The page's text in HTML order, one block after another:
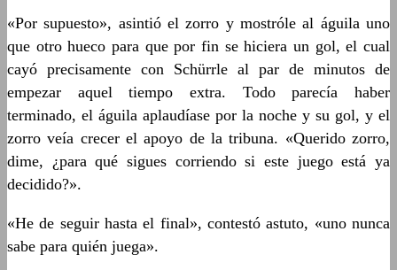
«Por supuesto», asintió el zorro y mostróle al águila uno
que otro hueco para que por fin se hiciera un gol, el cual
cayó precisamente con Schürrle al par de minutos de
empezar aquel tiempo extra. Todo parecía haber
terminado, el águila aplaudíase por la noche y su gol, y el
zorro veía crecer el apoyo de la tribuna. «Querido zorro,
dime, ¿para qué sigues corriendo si este juego está ya
decidido?».
«He de seguir hasta el final», contestó astuto, «uno nunca
sabe para quién juega».